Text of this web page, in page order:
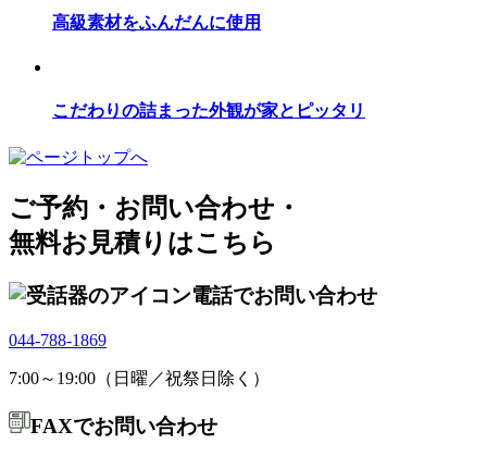
高級素材をふんだんに使用
こだわりの詰まった外観が家とピッタリ
ご予約・お問い合わせ・
無料お見積りはこちら
電話でお問い合わせ
044-788-1869
7:00～19:00（日曜／祝祭日除く）
FAXでお問い合わせ